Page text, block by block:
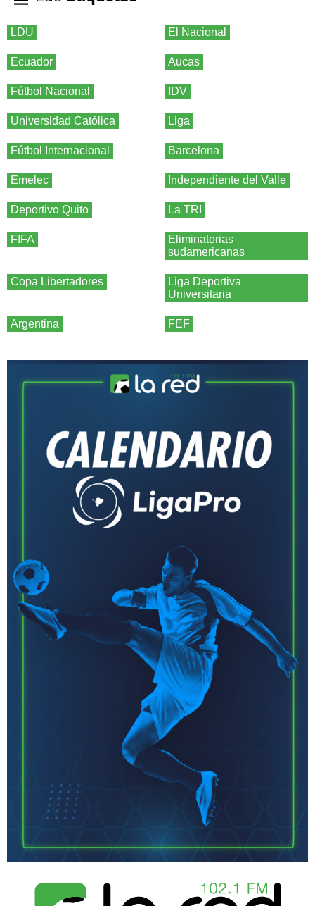
LDU El Nacional
Ecuador Aucas
Fútbol Nacional IDV
Universidad Católica Liga
Fútbol Internacional Barcelona
Emelec Independiente del Valle
Deportivo Quito La TRI
FIFA
Eliminatorias
sudamericanas
Copa Libertadores
Liga Deportiva
Universitaria
Argentina FEF